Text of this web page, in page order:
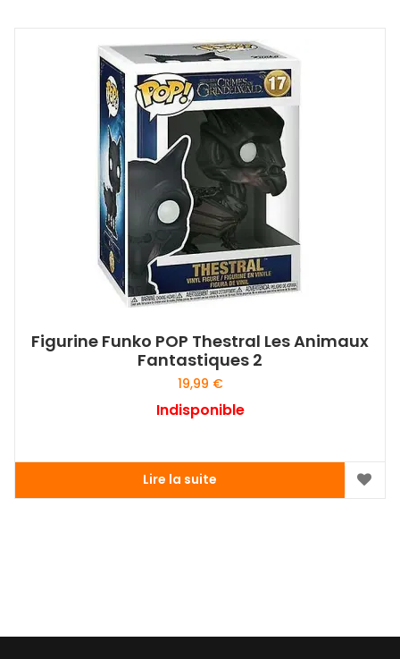
Figurine Funko POP Thestral Les Animaux
Fantastiques 2
19,99 €
Indisponible
Lire la suite